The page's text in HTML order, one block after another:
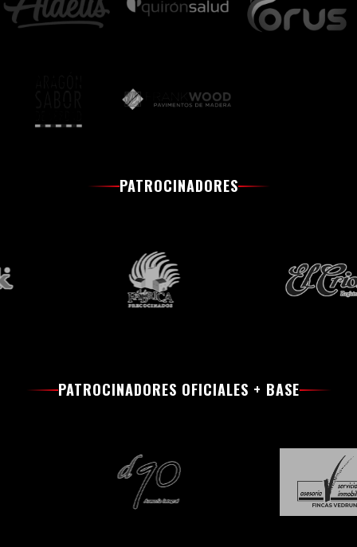
PATROCINADORES
PATROCINADORES OFICIALES + BASE